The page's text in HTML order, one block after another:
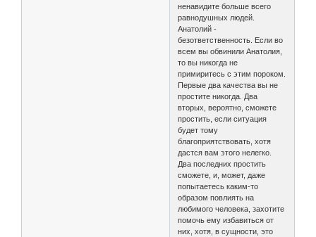
ненавидите больше всего
равнодушных людей.
Анатолий -
безответственность. Если во
всем вы обвинили Анатолия,
то вы никогда не
примиритесь с этим пороком.
Первые два качества вы не
простите никогда. Два
вторых, вероятно, сможете
простить, если ситуация
будет тому
благоприятствовать, хотя
дастся вам этого нелегко.
Два последних простить
сможете, и, может, даже
попытаетесь каким-то
образом повлиять на
любимого человека, захотите
помочь ему избавиться от
них, хотя, в сущности, это